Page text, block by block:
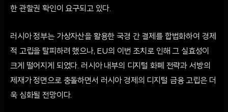
한 관할권 확인이 요구되고 있다.
러시아 정부는 가상자산을 활용한 국경 간 결제를 합법화하여 경제
적 고립을 탈피하려 했으나, EU의 이번 조치로 인해 그 실효성이
크게 떨어지게 되었다. 러시아 내부의 디지털 화폐 전략과 서방의
제재가 정면으로 충돌하면서 러시아 경제의 디지털 금융 고립은 더
욱 심화될 전망이다.